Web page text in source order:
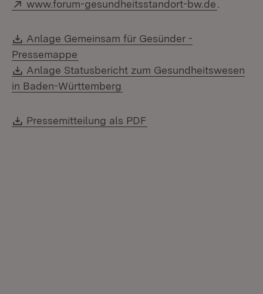
www.forum-gesundheitsstandort-bw.de
Download:
Anlage Gemeinsam für Gesünder -
Pressemappe
Download:
Anlage Statusbericht zum Gesundheitswesen
in Baden-Württemberg
Download:
Pressemitteilung als PDF